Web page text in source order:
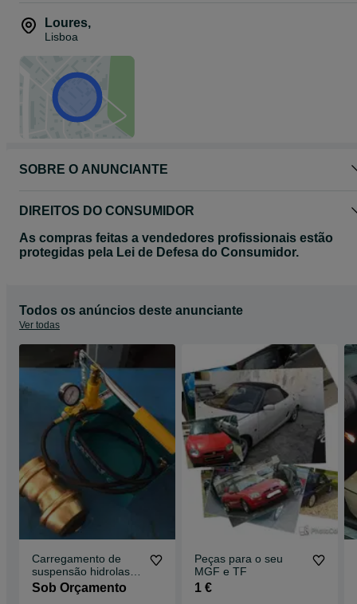
Loures,
Lisboa
SOBRE O ANUNCIANTE
DIREITOS DO CONSUMIDOR
As compras feitas a vendedores profissionais estão
protegidas pela Lei de Defesa do Consumidor.
Todos os anúncios deste anunciante
Ver todas
Carregamento de
suspensão hidrolastic
/ hidragas MGF
Sob Orçamento
Peças para o seu
MGF e TF
1 €